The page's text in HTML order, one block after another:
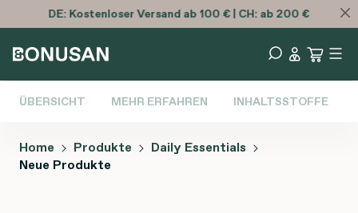
DE: KostenloserVersand ab 100 € | CH: ab 200 €
ÜBERSICHT MEHR ERFAHREN INHALTSSTOFFE
Home Produkte
Daily Essentials
Neue Produkte